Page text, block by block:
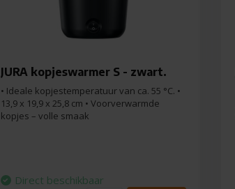
JURA kopjeswarmer S - zwart.
• Ideale kopjestemperatuur van ca. 55 °C. •
13,9 x 19,9 x 25,8 cm • Voorverwarmde
kopjes – volle smaak
Direct beschikbaar